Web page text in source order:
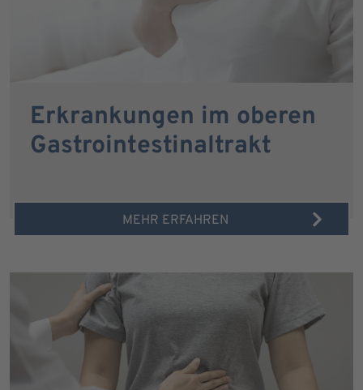
Erkrankungen im oberen
Gastrointestinaltrakt
MEHR ERFAHREN